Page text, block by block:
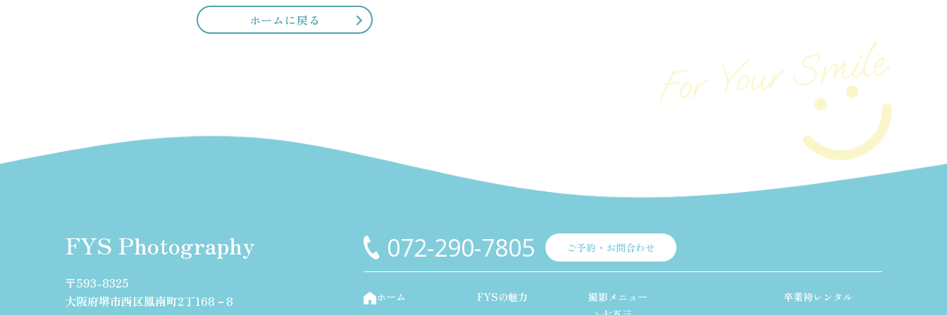
ホームに戻る
FYS Photography
〒593-8325
大阪府堺市西区鳳南町2丁168－8
072-290-7805 ご予約・お問合わせ
ホーム
FYSの魅力
撮影メニュー
卒業袴レンタル